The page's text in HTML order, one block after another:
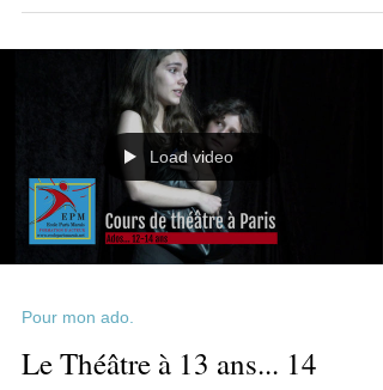
Marais
Load video
Pour mon ado.